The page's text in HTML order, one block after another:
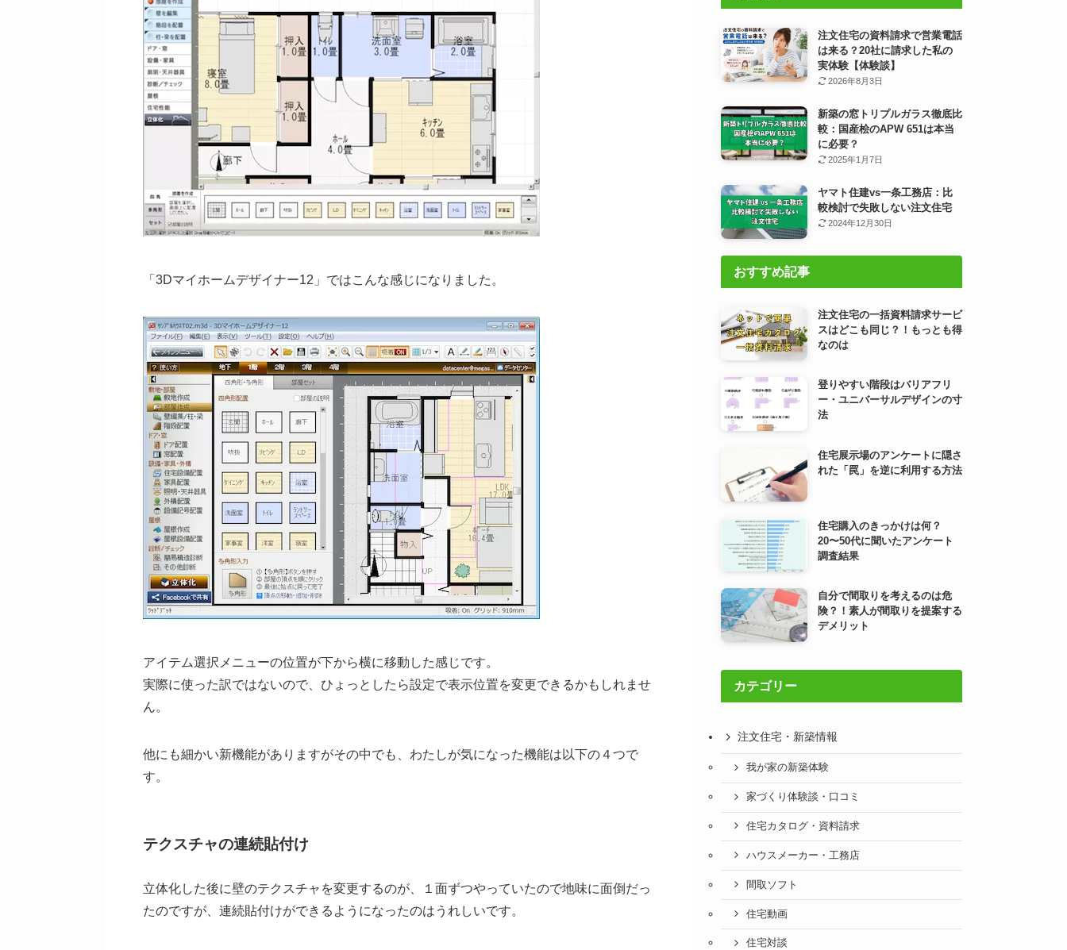
「3Dマイホームデザイナー12」ではこんな感じになりました。
アイテム選択メニューの位置が下から横に移動した感じです。
実際に使った訳ではないので、ひょっとしたら設定で表示位置を変更できるかもしれませ
ん。
他にも細かい新機能がありますがその中でも、わたしが気になった機能は以下の４つで
す。
テクスチャの連続貼付け
立体化した後に壁のテクスチャを変更するのが、１面ずつやっていたので地味に面倒だっ
たのですが、連続貼付けができるようになったのはうれしいです。
注文住宅の資料請求で営業電話
は来る？20社に請求した私の
実体験【体験談】
2026年8月3日
新築の窓トリプルガラス徹底比
較：国産桧のAPW 651は本当
に必要？
2025年1月7日
ヤマト住建vs一条工務店：比
較検討で失敗しない注文住宅
2024年12月30日
おすすめ記事
注文住宅の一括資料請求サービ
スはどこも同じ？！もっとも得
なのは
登りやすい階段はバリアフリ
ー・ユニバーサルデザインの寸
法
住宅展示場のアンケートに隠さ
れた「罠」を逆に利用する方法
住宅購入のきっかけは何？
20〜50代に聞いたアンケート
調査結果
自分で間取りを考えるのは危
険？！素人が間取りを提案する
デメリット
カテゴリー
注文住宅・新築情報
我が家の新築体験
家づくり体験談・口コミ
住宅カタログ・資料請求
ハウスメーカー・工務店
間取ソフト
住宅動画
住宅対談